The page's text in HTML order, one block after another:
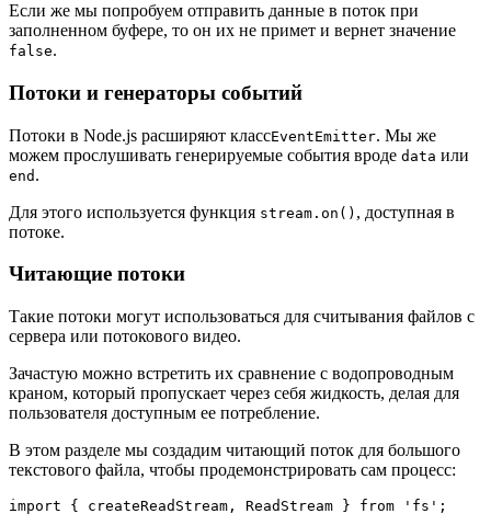
Если же мы попробуем отправить данные в поток при
заполненном буфере, то он их не примет и вернет значение
false.
Потоки и генераторы событий
Потоки в Node.js расширяют классEventEmitter. Мы же
можем прослушивать генерируемые события вроде data или
end .
Для этого используется функция stream.on() , доступная в
потоке.
Читающие потоки
Такие потоки могут использоваться для считывания файлов с
сервера или потокового видео.
Зачастую можно встретить их сравнение с водопроводным
краном, который пропускает через себя жидкость, делая для
пользователя доступным ее потребление.
В этом разделе мы создадим читающий поток для большого
текстового файла, чтобы продемонстрировать сам процесс:
import { createReadStream, ReadStream } from 'fs';